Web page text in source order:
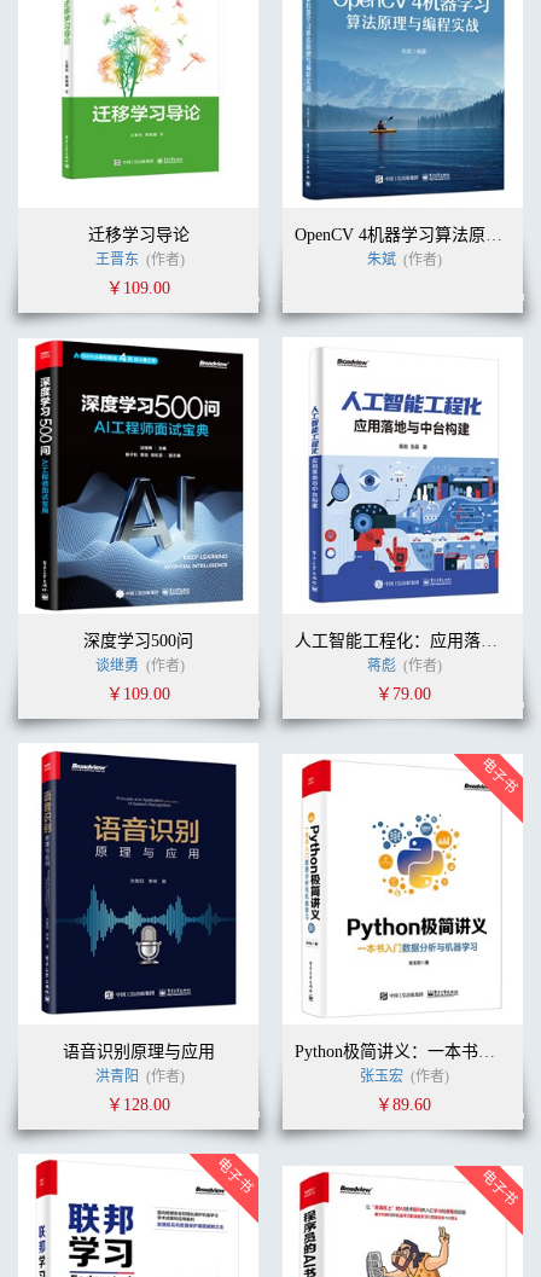
迁移学习导论
王晋东 (作者)
￥109.00
OpenCV 4机器学习算法原理与编程实战
朱斌 (作者)
深度学习500问
谈继勇 (作者)
￥109.00
人工智能工程化：应用落地与中台构建
蒋彪 (作者)
￥79.00
语音识别原理与应用
洪青阳 (作者)
￥128.00
Python极简讲义：一本书入门数据分析与机器学习
张玉宏 (作者)
￥89.60